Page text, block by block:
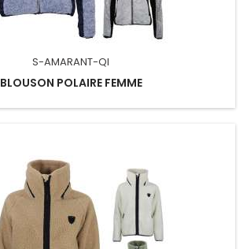
S-AMARANT-QI
BLOUSON POLAIRE FEMME